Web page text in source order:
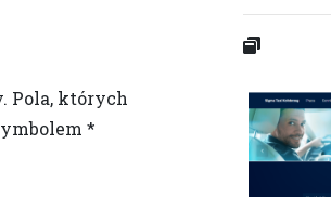
Pola, których
*